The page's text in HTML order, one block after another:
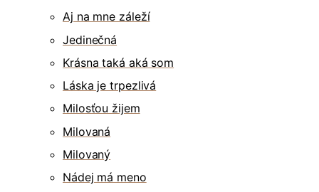
Aj na mne záleží
Jedinečná
Krásna taká aká som
Láska je trpezlivá
Milosťou žijem
Milovaná
Milovaný
Nádej má meno